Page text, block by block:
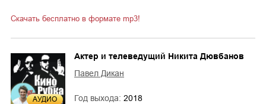
Скачать бесплатно в формате mp3!
AУДИО
Актер и телеведущий Никита Дювбанов
Павел Дикан
Год выхода: 2018